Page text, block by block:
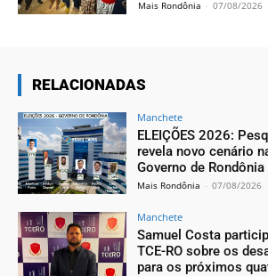
Mais Rondônia - 07/08/2026
RELACIONADAS
Manchete
ELEIÇÕES 2026:
revela novo cenário
Governo de Rondônia
Mais Rondônia - 07/08/2026
Manchete
Samuel Costa
TCE-RO sobre os
para os próximos